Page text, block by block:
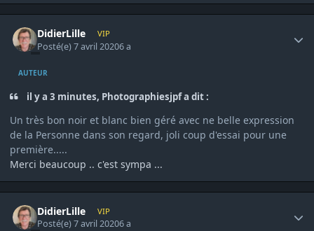
DidierLille VIP
Posté(e)7 avril 20206 a
AUTEUR
il y a 3 minutes, Photographiesjpf a dit :
Un très bon noir et blanc bien géré avec ne belle expression
de la Personne dans son regard, joli coup d'essai pour une
première.....
Merci beaucoup .. c'est sympa ...
DidierLille VIP
Posté(e)7 avril 20206 a